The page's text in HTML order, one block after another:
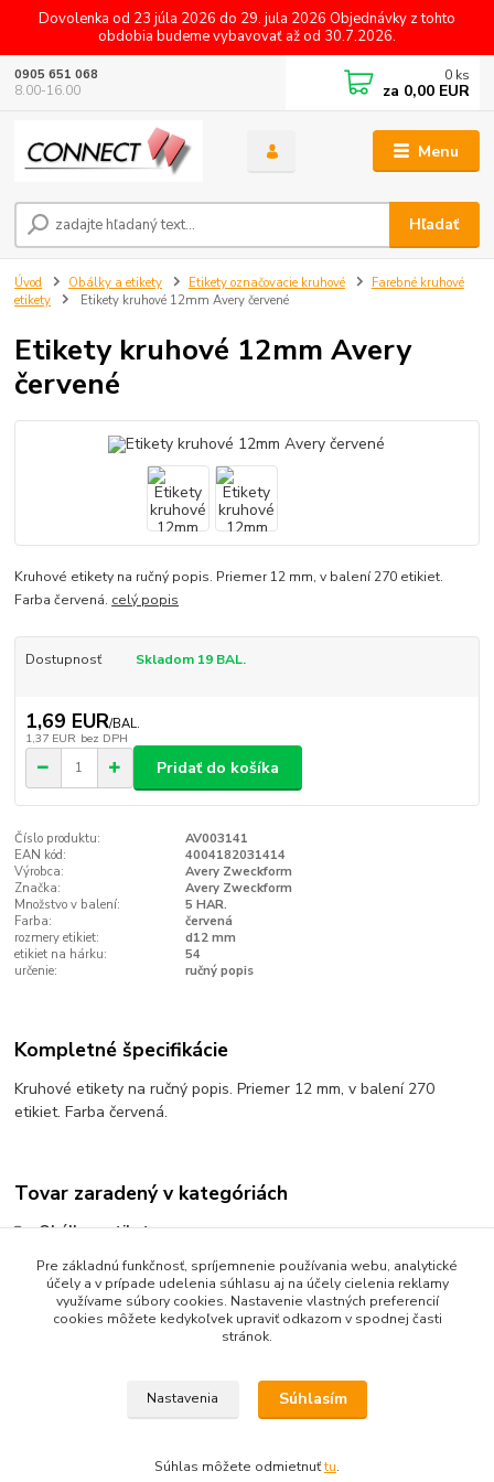
Dovolenka od 23 júla 2026 do 29. jula 2026 Objednávky z tohto
obdobia budeme vybavovať až od 30.7.2026.
Menu
Hľadať
0905 651 068
8.00-16.00
0 ks
za 0,00 EUR
Úvod Obálky a etikety Etikety označovacie kruhové
Farebné kruhové
etikety
Etikety kruhové 12mm Avery červené
Etikety kruhové 12mm Avery
červené
Kruhové etikety na ručný popis. Priemer 12 mm, v balení 270 etikiet.
Farba červená. celý popis
Dostupnosť Skladom 19 BAL.
1,69 EUR/BAL.
1,37 EUR bez DPH
Pridať do košíka
Číslo produktu:
AV003141
EAN kód:
4004182031414
Výrobca:
Avery Zweckform
Značka:
Avery Zweckform
Množstvo v balení:
5 HAR.
Farba:
červená
rozmery etikiet:
d12 mm
etikiet na hárku:
54
určenie:
ručný popis
Kompletné špecifikácie
Kruhové etikety na ručný popis. Priemer 12 mm, v balení 270
etikiet. Farba červená.
Tovar zaradený v kategóriách
Obálky a etikety
Etikety označovacie kruhové
Farebné kruhové etikety
Upravit sběr cookies.
Pre základnú funkčnosť, spríjemnenie používania webu, analytické
účely a v prípade udelenia súhlasu aj na účely cielenia reklamy
využívame súbory cookies. Nastavenie vlastných preferencií
cookies môžete kedykoľvek upraviť odkazom v spodnej časti
stránok.
Nastavenia Súhlasím
Súhlas môžete odmietnuťtu.